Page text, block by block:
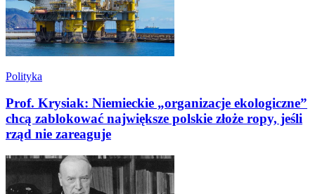
Polityka
Prof. Krysiak: Niemieckie „organizacje ekologiczne”
chcą zablokować największe polskie złoże ropy, jeśli
rząd nie zareaguje